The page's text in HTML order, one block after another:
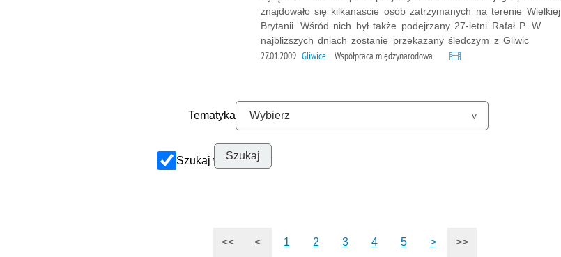
znajdowało się kilkanaście osób zatrzymanych na terenie Wielkiej
Brytanii. Wśród nich był także podejrzany 27-letni Rafał P. W
najbliższych dniach zostanie przekazany śledczym z Gliwic
27.01.2009 Gliwice Współpraca międzynarodowa
Tematyka
Szukaj w archiwum
<< < 1 2 3 4 5 > >>